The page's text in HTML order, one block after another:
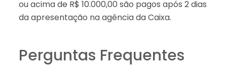
ou acima de R$ 10.000,00 são pagos após 2 dias
da apresentação na agência da Caixa.
Perguntas Frequentes